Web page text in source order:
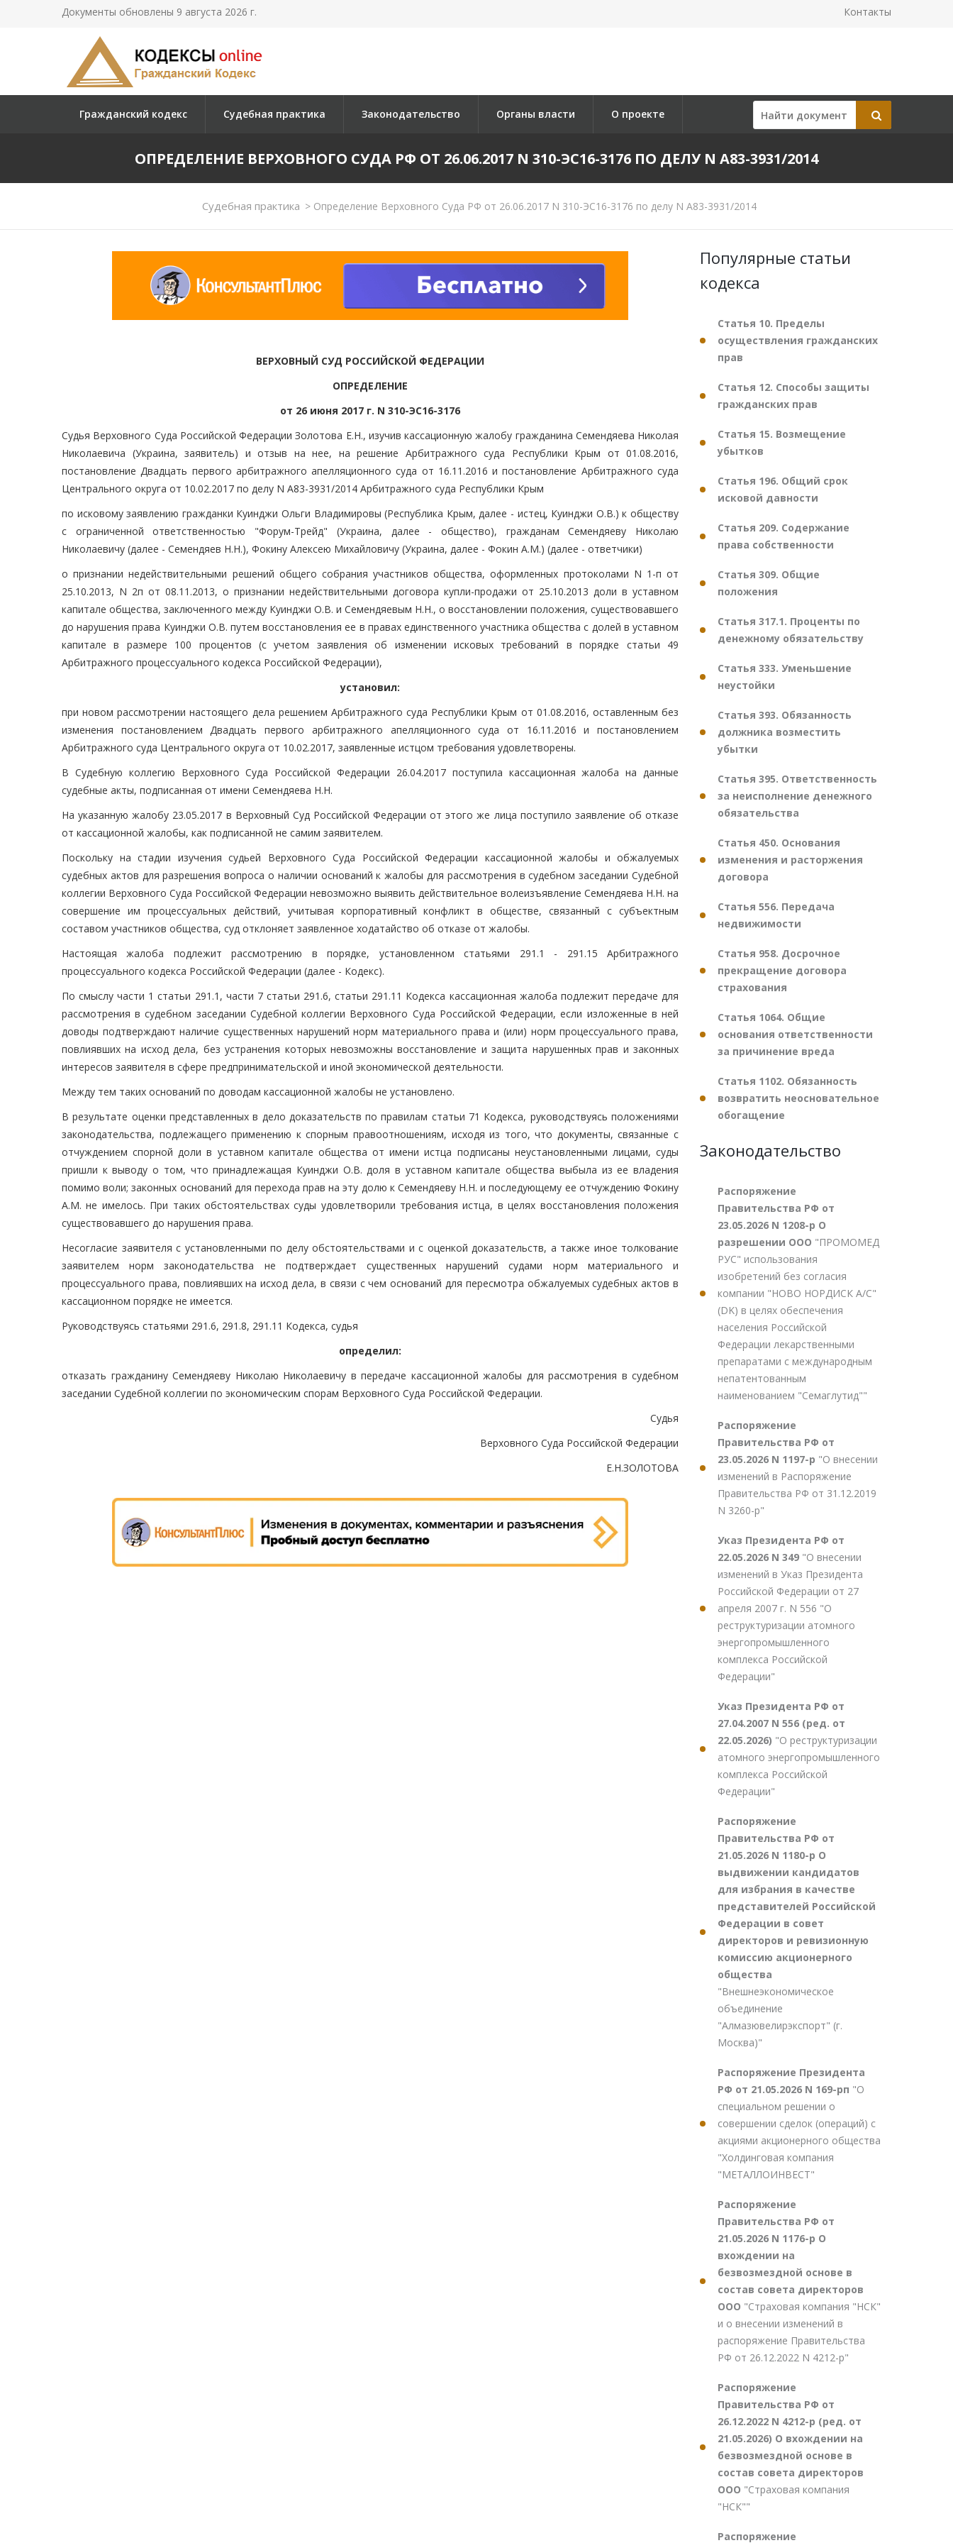
Документы обновлены 9 августа 2026 г. Контакты
Гражданский кодекс Судебная практика Законодательство Органы власти О проекте
ОПРЕДЕЛЕНИЕ ВЕРХОВНОГО СУДА РФ ОТ 26.06.2017 N 310-ЭС16-3176 ПО ДЕЛУ N А83-3931/2014
Судебная практика >Определение Верховного Суда РФ от 26.06.2017 N 310-ЭС16-3176 по делу N А83-3931/2014
ВЕРХОВНЫЙ СУД РОССИЙСКОЙ ФЕДЕРАЦИИ
ОПРЕДЕЛЕНИЕ
от 26 июня 2017 г. N 310-ЭС16-3176
Судья Верховного Суда Российской Федерации Золотова Е.Н., изучив кассационную жалобу гражданина Семендяева Николая
Николаевича (Украина, заявитель) и отзыв на нее, на решение Арбитражного суда Республики Крым от 01.08.2016,
постановление Двадцать первого арбитражного апелляционного суда от 16.11.2016 и постановление Арбитражного суда
Центрального округа от 10.02.2017 по делу N А83-3931/2014 Арбитражного суда Республики Крым
по исковому заявлению гражданки Куинджи Ольги Владимировы (Республика Крым, далее - истец, Куинджи О.В.) к обществу
с ограниченной ответственностью "Форум-Трейд" (Украина, далее - общество), гражданам Семендяеву Николаю
Николаевичу (далее - Семендяев Н.Н.), Фокину Алексею Михайловичу (Украина, далее - Фокин А.М.) (далее - ответчики)
о признании недействительными решений общего собрания участников общества, оформленных протоколами N 1-п от
25.10.2013, N 2п от 08.11.2013, о признании недействительными договора купли-продажи от 25.10.2013 доли в уставном
капитале общества, заключенного между Куинджи О.В. и Семендяевым Н.Н., о восстановлении положения, существовавшего
до нарушения права Куинджи О.В. путем восстановления ее в правах единственного участника общества с долей в уставном
капитале в размере 100 процентов (с учетом заявления об изменении исковых требований в порядке статьи 49
Арбитражного процессуального кодекса Российской Федерации),
установил:
при новом рассмотрении настоящего дела решением Арбитражного суда Республики Крым от 01.08.2016, оставленным без
изменения постановлением Двадцать первого арбитражного апелляционного суда от 16.11.2016 и постановлением
Арбитражного суда Центрального округа от 10.02.2017, заявленные истцом требования удовлетворены.
В Судебную коллегию Верховного Суда Российской Федерации 26.04.2017 поступила кассационная жалоба на данные
судебные акты, подписанная от имени Семендяева Н.Н.
На указанную жалобу 23.05.2017 в Верховный Суд Российской Федерации от этого же лица поступило заявление об отказе
от кассационной жалобы, как подписанной не самим заявителем.
Поскольку на стадии изучения судьей Верховного Суда Российской Федерации кассационной жалобы и обжалуемых
судебных актов для разрешения вопроса о наличии оснований к жалобы для рассмотрения в судебном заседании Судебной
коллегии Верховного Суда Российской Федерации невозможно выявить действительное волеизъявление Семендяева Н.Н. на
совершение им процессуальных действий, учитывая корпоративный конфликт в обществе, связанный с субъектным
составом участников общества, суд отклоняет заявленное ходатайство об отказе от жалобы.
Настоящая жалоба подлежит рассмотрению в порядке, установленном статьями 291.1 - 291.15 Арбитражного
процессуального кодекса Российской Федерации (далее - Кодекс).
По смыслу части 1 статьи 291.1, части 7 статьи 291.6, статьи 291.11 Кодекса кассационная жалоба подлежит передаче для
рассмотрения в судебном заседании Судебной коллегии Верховного Суда Российской Федерации, если изложенные в ней
доводы подтверждают наличие существенных нарушений норм материального права и (или) норм процессуального права,
повлиявших на исход дела, без устранения которых невозможны восстановление и защита нарушенных прав и законных
интересов заявителя в сфере предпринимательской и иной экономической деятельности.
Между тем таких оснований по доводам кассационной жалобы не установлено.
В результате оценки представленных в дело доказательств по правилам статьи 71 Кодекса, руководствуясь положениями
законодательства, подлежащего применению к спорным правоотношениям, исходя из того, что документы, связанные с
отчуждением спорной доли в уставном капитале общества от имени истца подписаны неустановленными лицами, суды
пришли к выводу о том, что принадлежащая Куинджи О.В. доля в уставном капитале общества выбыла из ее владения
помимо воли; законных оснований для перехода прав на эту долю к Семендяеву Н.Н. и последующему ее отчуждению Фокину
А.М. не имелось. При таких обстоятельствах суды удовлетворили требования истца, в целях восстановления положения
существовавшего до нарушения права.
Несогласие заявителя с установленными по делу обстоятельствами и с оценкой доказательств, а также иное толкование
заявителем норм законодательства не подтверждает существенных нарушений судами норм материального и
процессуального права, повлиявших на исход дела, в связи с чем оснований для пересмотра обжалуемых судебных актов в
кассационном порядке не имеется.
Руководствуясь статьями 291.6, 291.8, 291.11 Кодекса, судья
определил:
отказать гражданину Семендяеву Николаю Николаевичу в передаче кассационной жалобы для рассмотрения в судебном
заседании Судебной коллегии по экономическим спорам Верховного Суда Российской Федерации.
Судья
Верховного Суда Российской Федерации
Е.Н.ЗОЛОТОВА
Популярные статьи
кодекса
Статья 10. Пределы
осуществления гражданских
прав
Статья 12. Способы защиты
гражданских прав
Статья 15. Возмещение
убытков
Статья 196. Общий срок
исковой давности
Статья 209. Содержание
права собственности
Статья 309. Общие
положения
Статья 317.1. Проценты по
денежному обязательству
Статья 333. Уменьшение
неустойки
Статья 393. Обязанность
должника возместить
убытки
Статья 395. Ответственность
за неисполнение денежного
обязательства
Статья 450. Основания
изменения и расторжения
договора
Статья 556. Передача
недвижимости
Статья 958. Досрочное
прекращение договора
страхования
Статья 1064. Общие
основания ответственности
за причинение вреда
Статья 1102. Обязанность
возвратить неосновательное
обогащение
Законодательство
Распоряжение
Правительства РФ от
23.05.2026 N 1208-р О
разрешении ООО "ПРОМОМЕД
РУС" использования
изобретений без согласия
компании "НОВО НОРДИСК А/С"
(DK) в целях обеспечения
населения Российской
Федерации лекарственными
препаратами с международным
непатентованным
наименованием "Семаглутид""
Распоряжение
Правительства РФ от
23.05.2026 N 1197-р "О внесении
изменений в Распоряжение
Правительства РФ от 31.12.2019
N 3260-р"
Указ Президента РФ от
22.05.2026 N 349 "О внесении
изменений в Указ Президента
Российской Федерации от 27
апреля 2007 г. N 556 "О
реструктуризации атомного
энергопромышленного
комплекса Российской
Федерации"
Указ Президента РФ от
27.04.2007 N 556 (ред. от
22.05.2026) "О реструктуризации
атомного энергопромышленного
комплекса Российской
Федерации"
Распоряжение
Правительства РФ от
21.05.2026 N 1180-р О
выдвижении кандидатов
для избрания в качестве
представителей Российской
Федерации в совет
директоров и ревизионную
комиссию акционерного
общества
"Внешнеэкономическое
объединение
"Алмазювелирэкспорт" (г.
Москва)"
Распоряжение Президента
РФ от 21.05.2026 N 169-рп "О
специальном решении о
совершении сделок (операций) с
акциями акционерного общества
"Холдинговая компания
"МЕТАЛЛОИНВЕСТ"
Распоряжение
Правительства РФ от
21.05.2026 N 1176-р О
вхождении на
безвозмездной основе в
состав совета директоров
ООО "Страховая компания "НСК"
и о внесении изменений в
распоряжение Правительства
РФ от 26.12.2022 N 4212-р"
Распоряжение
Правительства РФ от
26.12.2022 N 4212-р (ред. от
21.05.2026) О вхождении на
безвозмездной основе в
состав совета директоров
ООО "Страховая компания
"НСК""
Распоряжение